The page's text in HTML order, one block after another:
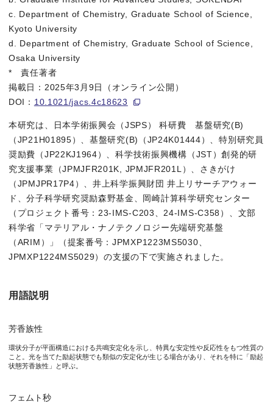
研究の内容
本研究では、フェムト秒時間分解インパルシブ誘導ラマン分光法
過渡吸収分光法 では、まず数百フェムト秒以内の電子状態の急
図. TR-ISRS測定で得られた時間分解ラマンスペクトル。
量子化学計算との比較検討から、励起後の分子は曲がった構造
今後の展開・この研究の社会的意義
今回の成果は、励起状態芳香族性が引き起こす非平衡な平面化
分子レベルでの超高速構造変化を制御できれば、より効率的な
c. Department of Chemistry, Graduate School of Science,
Kyoto University
d. Department of Chemistry, Graduate School of Science,
Osaka University
* 責任著者
掲載日：2025年3月9日（オンライン公開）
DOI： 10.1021/jacs.4c18623
本研究は、日本学術振興会（JSPS） 科研費 基盤研究(B)
（JP21H01895）、基盤研究(B)（JP24K01444）、特別研究員
奨励費（JP22KJ1964）、科学技術振興機構（JST）創発的研
究支援事業（JPMJFR201K, JPMJFR201L）、さきがけ
（JPMJPR17P4）、井上科学振興財団 井上リサーチアウォー
ド、分子科学研究奨励森野基金、岡崎計算科学研究センター
（プロジェクト番号：23-IMS-C203、24-IMS-C358）、文部
科学省「マテリアル・ナノテクノロジー先端研究基盤
（ARIM）」（提案番号：JPMXP1223MS5030、
JPMXP1224MS5029）の支援の下で実施されました。
用語説明
芳香族性
環状分子が平面構造における共鳴安定化を示し、特異な安定性や反応性をもつ性質の
こと。光を当てた励起状態でも類似の安定化が生じる場合があり、それを特に「励起
状態芳香族性」と呼ぶ。
フェムト秒